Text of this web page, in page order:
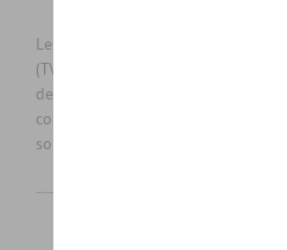
Les prix affichés sur le présent site
(TVAc), hors éventuels frais de
de vente actuel et les éventuels
contacter votre concessionnaire/
sont sujets à des changements sans